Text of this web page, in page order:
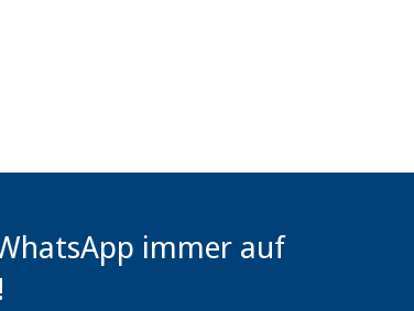
immer auf